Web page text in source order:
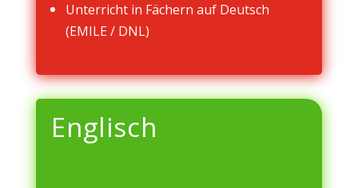
Unterricht in Fächern auf Deutsch
(EMILE / DNL)
Englisch